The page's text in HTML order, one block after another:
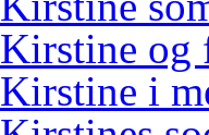
Kirstine og
Kirstine i